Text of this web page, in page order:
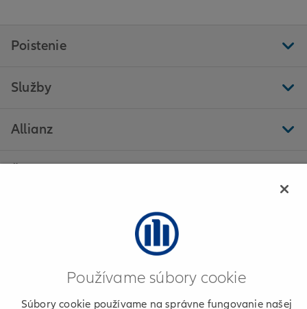
Poistenie
Služby
Allianz
Informácie o poskytovateľovi
Allianz - Daniela Balková, s. r. o. - Tvrdošín
Používame súbory cookie
Súbory cookie používame na správne fungovanie našej